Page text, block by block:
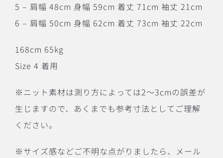
5 – 肩幅 48cm 身幅 59cm 着丈 71cm 袖丈 21cm
6 – 肩幅 50cm 身幅 62cm 着丈 73cm 袖丈 22cm
168cm 65kg
Size 4 着用
※ニット素材は測り方によっては2〜3cmの誤差が
生じますので、あくまでも参考寸法としてご理解
ください。
※サイズ感などご不明な点がりましたら、メール